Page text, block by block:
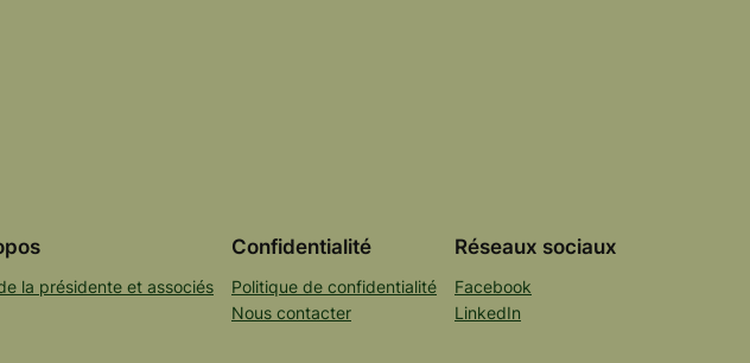
la présidente et associés
Confidentialité
Politique de confidentialité
Nous contacter
Réseaux sociaux
Facebook
LinkedIn